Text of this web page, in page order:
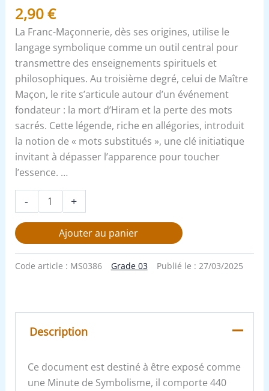
2,90€
La Franc-Maçonnerie, dès ses origines, utilise le
langage symbolique comme un outil central pour
transmettre des enseignements spirituels et
philosophiques. Au troisième degré, celui de Maître
Maçon, le rite s’articule autour d’un événement
fondateur : la mort d’Hiram et la perte des mots
sacrés. Cette légende, riche en allégories, introduit
la notion de « mots substitués », une clé initiatique
invitant à dépasser l’apparence pour toucher
l’essence. …
- +
Ajouter au panier
Code article : MS0386 Grade 03 Publié le : 27/03/2025
Description
Ce document est destiné à être exposé comme
une Minute de Symbolisme, il comporte 440